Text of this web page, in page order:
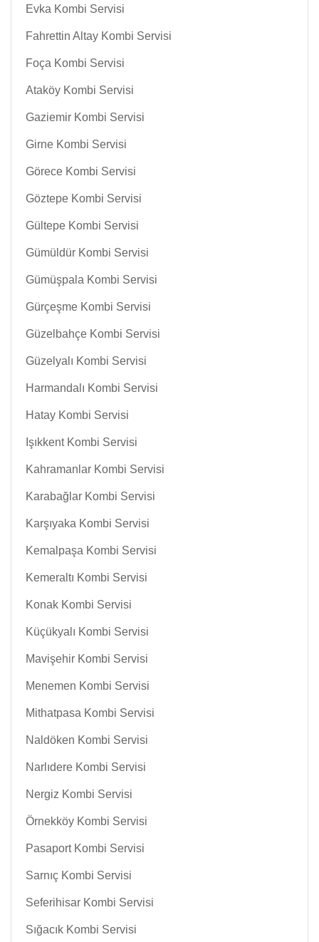
Evka Kombi Servisi
Fahrettin Altay Kombi Servisi
Foça Kombi Servisi
Ataköy Kombi Servisi
Gaziemir Kombi Servisi
Girne Kombi Servisi
Görece Kombi Servisi
Göztepe Kombi Servisi
Gültepe Kombi Servisi
Gümüldür Kombi Servisi
Gümüşpala Kombi Servisi
Gürçeşme Kombi Servisi
Güzelbahçe Kombi Servisi
Güzelyalı Kombi Servisi
Harmandalı Kombi Servisi
Hatay Kombi Servisi
Işıkkent Kombi Servisi
Kahramanlar Kombi Servisi
Karabağlar Kombi Servisi
Karşıyaka Kombi Servisi
Kemalpaşa Kombi Servisi
Kemeraltı Kombi Servisi
Konak Kombi Servisi
Küçükyalı Kombi Servisi
Mavişehir Kombi Servisi
Menemen Kombi Servisi
Mithatpasa Kombi Servisi
Naldöken Kombi Servisi
Narlıdere Kombi Servisi
Nergiz Kombi Servisi
Örnekköy Kombi Servisi
Pasaport Kombi Servisi
Sarnıç Kombi Servisi
Seferihisar Kombi Servisi
Sığacık Kombi Servisi